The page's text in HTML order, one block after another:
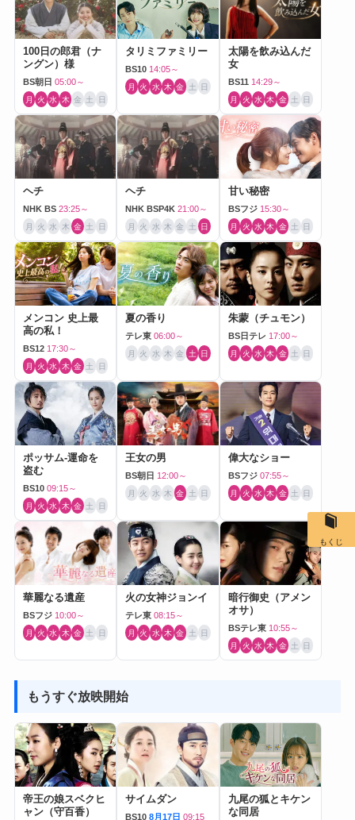
100日の郎君（ナ
ングン）様
BS朝日 05:00～
月 火 水 木 金 土 日
タリミファミリー
BS10 14:05～
月 火 水 木 金 土 日
太陽を飲み込んだ
女
BS11 14:29～
月 火 水 木 金 土 日
ヘチ
NHK BS 23:25～
月 火 水 木 金 土 日
ヘチ
NHK BSP4K 21:00～
月 火 水 木 金 土 日
甘い秘密
BSフジ 15:30～
月 火 水 木 金 土 日
メンコン 史上最
高の私！
BS12 17:30～
月 火 水 木 金 土 日
夏の香り
テレ東 06:00～
月 火 水 木 金 土 日
朱蒙（チュモン）
BS日テレ 17:00～
月 火 水 木 金 土 日
ポッサム-運命を
盗む
BS10 09:15～
月 火 水 木 金 土 日
王女の男
BS朝日 12:00～
月 火 水 木 金 土 日
偉大なショー
BSフジ 07:55～
月 火 水 木 金 土 日
華麗なる遺産
BSフジ 10:00～
月 火 水 木 金 土 日
火の女神ジョンイ
テレ東 08:15～
月 火 水 木 金 土 日
暗行御史（アメン
オサ）
BSテレ東 10:55～
月 火 水 木 金 土 日
もうすぐ放映開始
帝王の娘スベクヒ
ャン（守百香）
サイムダン
BS10 8月17日 09:15
九尾の狐とキケン
な同居
もくじ